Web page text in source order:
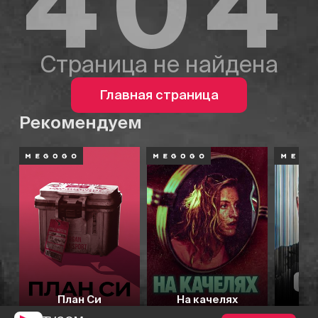
Страница не найдена
Главная страница
Рекомендуем
План Си На качелях